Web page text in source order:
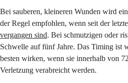
Bei sauberen, kleineren Wunden wird
der Regel empfohlen, wenn seit der
vergangen sind. Bei schmutzigen oder
Schwelle auf fünf Jahre. Das Timing ist
besten wirken, wenn sie innerhalb von
Verletzung verabreicht werden.